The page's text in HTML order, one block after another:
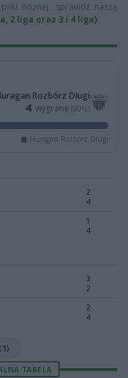
nożnej, sprawdź naszą
2 liga oraz 3 i 4 liga).
Rozbórz Długi
4 wygrane (80%)
Huragan Rozbórz Długi
2
4
1
4
3
2
2
4
TABELA